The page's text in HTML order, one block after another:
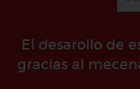
El desarollo de
gracias al